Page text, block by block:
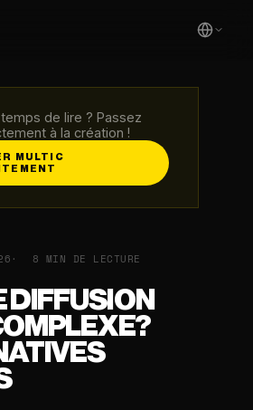
de lire ? Passez
à la création !
MULTIC
8 MIN DE LECTURE
DIFFUSION